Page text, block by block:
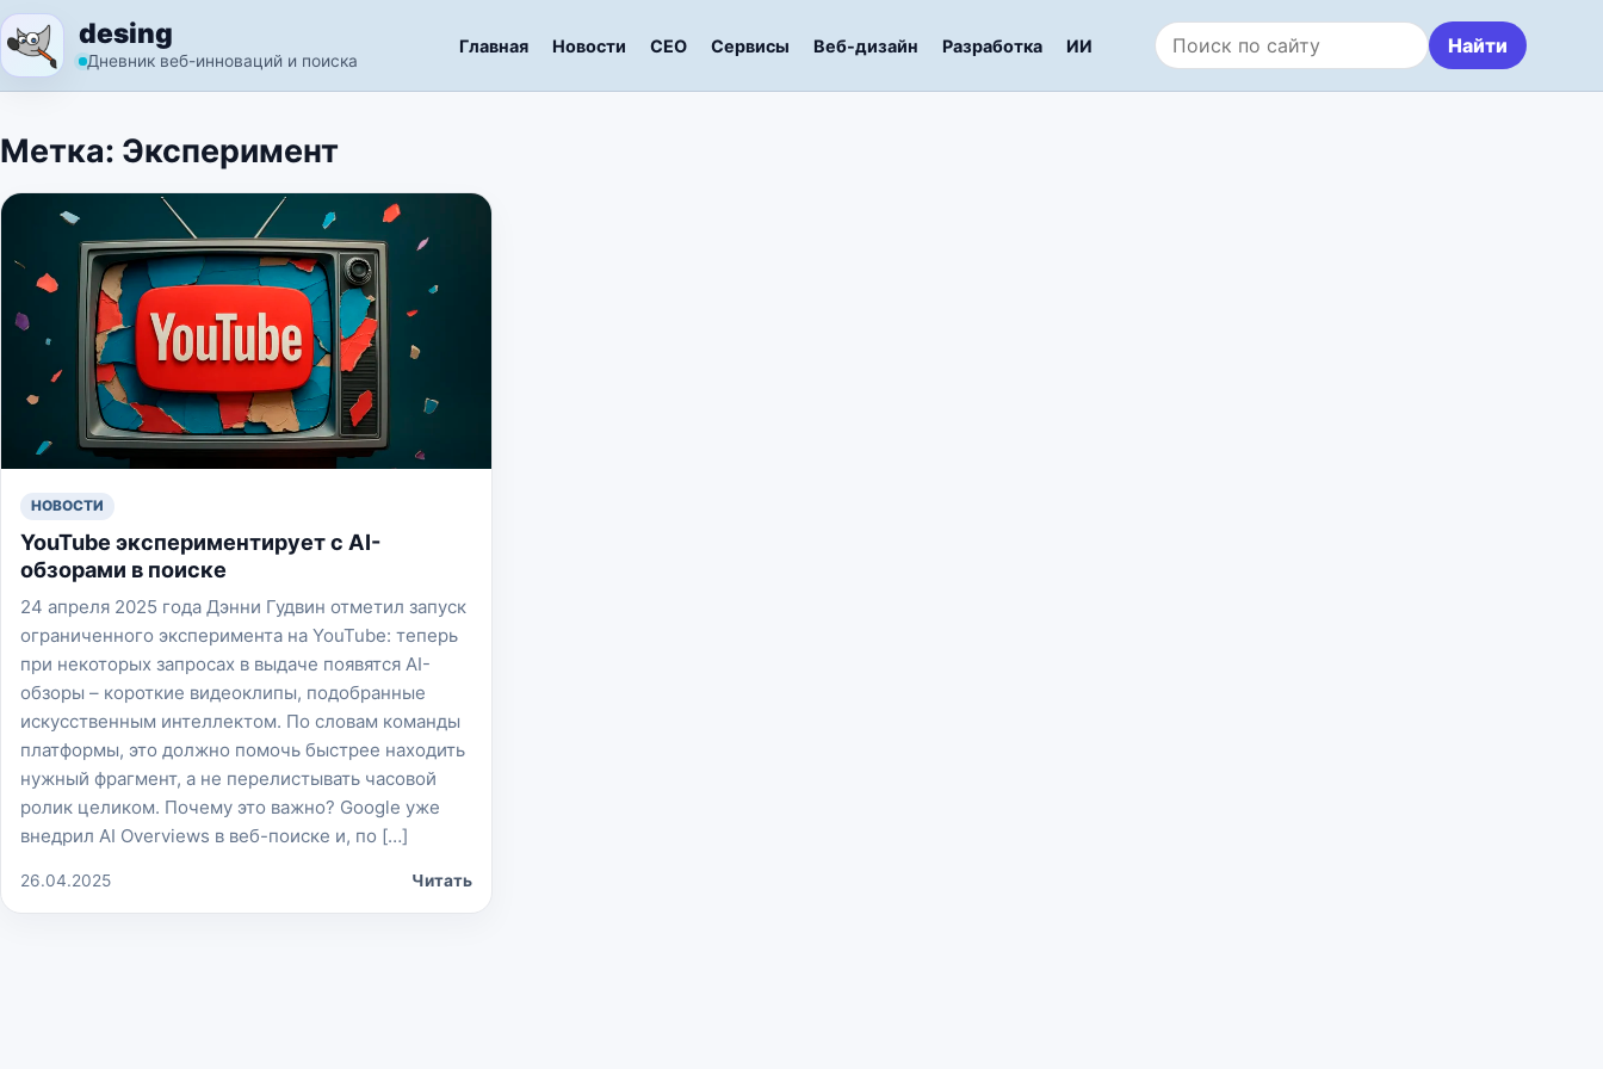
Перейти к содержимому
desing
Дневник веб-инноваций и поиска
Главная Новости СЕО Сервисы Веб-дизайн Разработка ИИ
Поиск по сайту
Найти
Метка: Эксперимент
НОВОСТИ
YouTube экспериментирует с AI-
обзорами в поиске
24 апреля 2025 года Дэнни Гудвин отметил запуск
ограниченного эксперимента на YouTube: теперь
при некоторых запросах в выдаче появятся AI-
обзоры – короткие видеоклипы, подобранные
искусственным интеллектом. По словам команды
платформы, это должно помочь быстрее находить
нужный фрагмент, а не перелистывать часовой
ролик целиком. Почему это важно? Google уже
внедрил AI Overviews в веб-поиске и, по […]
26.04.2025 Читать